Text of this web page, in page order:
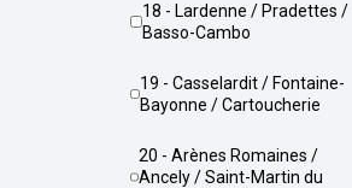
18 - Lardenne / Pradettes /
Basso-Cambo
19 - Casselardit / Fontaine-
Bayonne / Cartoucherie
20 - Arènes Romaines /
Ancely / Saint-Martin du